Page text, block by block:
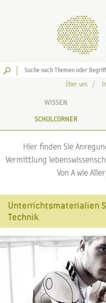
Über uns
WISSEN
SCHULCORNER
Hier finden Sie
Vermittlung
Von A wie
Unterrichtsmaterialien
Technik